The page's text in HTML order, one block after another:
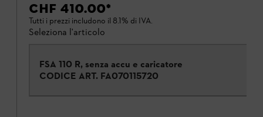
CHF 410.00*
Tutti i prezzi includono il 8.1% di IVA.
Seleziona l'articolo
FSA 110 R, senza accu e caricatore
CODICE ART. FA070115720